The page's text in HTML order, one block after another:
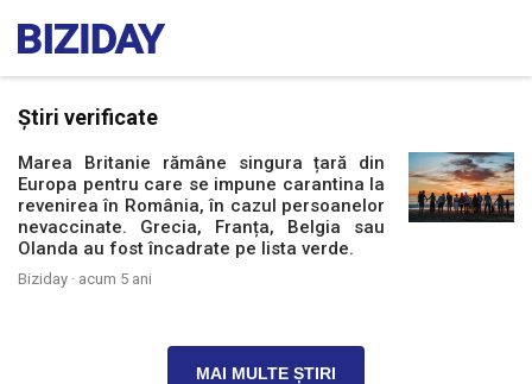
Știri verificate
Marea Britanie rămâne singura țară din
Europa pentru care se impune carantina la
revenirea în România, în cazul persoanelor
nevaccinate. Grecia, Franța, Belgia sau
Olanda au fost încadrate pe lista verde.
Biziday · acum 5 ani
MAI MULTE ȘTIRI